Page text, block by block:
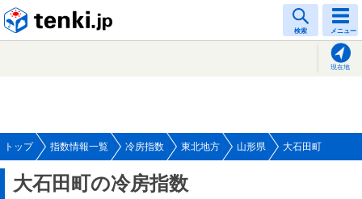
検索 メニュー
現在地
トップ 指数情報一覧 冷房指数 東北地方 山形県 大石田町
大石田町の冷房指数